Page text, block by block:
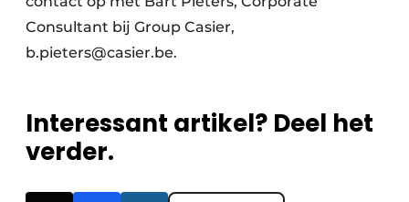
Consultant bij Group Casier,
b.pieters@casier.be.
Interessant artikel? Deel het
verder.